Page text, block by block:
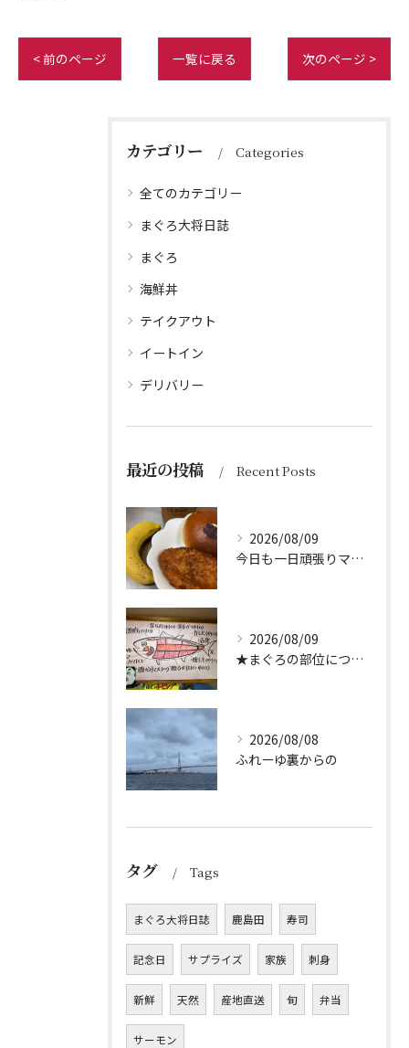
< 前のページ 一覧に戻る 次のページ >
カテゴリー Categories
全てのカテゴリー
まぐろ大将日誌
まぐろ
海鮮丼
テイクアウト
イートイン
デリバリー
最近の投稿 Recent Posts
2026/08/09
今日も一日頑張りマッスル💪
2026/08/09
★まぐろの部位について★
2026/08/08
ふれーゆ裏からの
タグ Tags
まぐろ大将日誌 鹿島田 寿司
記念日 サプライズ 家族 刺身
新鮮 天然 産地直送 旬 弁当
サーモン